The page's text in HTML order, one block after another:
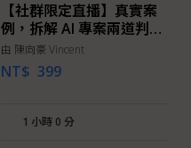
【社群限定直播】真實案
例，拆解 AI 專案兩道判斷
題
由 陳向豪 Vincent
NT$ 399
1 小時 0 分